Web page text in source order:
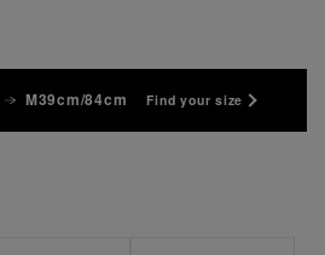
M39cm/84cm Find your size